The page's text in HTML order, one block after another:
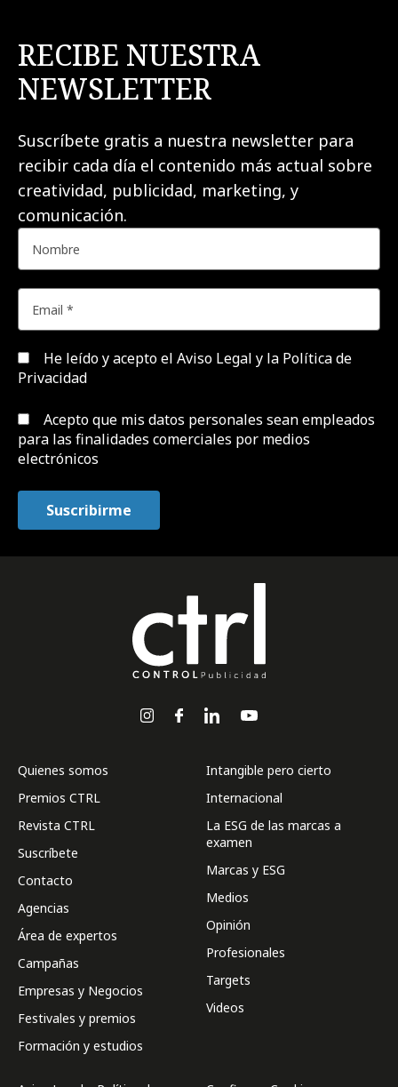
RECIBE NUESTRA
NEWSLETTER
Suscríbete gratis a nuestra newsletter para
recibir cada día el contenido más actual sobre
creatividad, publicidad, marketing, y
comunicación.
He leído y acepto el Aviso Legal y la Política de
Privacidad
Acepto que mis datos personales sean empleados
para las finalidades comerciales por medios
electrónicos
Quienes somos
Premios CTRL
Revista CTRL
Suscríbete
Contacto
Agencias
Área de expertos
Campañas
Empresas y Negocios
Festivales y premios
Formación y estudios
Intangible pero cierto
Internacional
La ESG de las marcas a
examen
Marcas y ESG
Medios
Opinión
Profesionales
Targets
Videos